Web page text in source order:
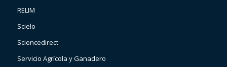
RELIM
Scielo
Sciencedirect
Servicio Agrícola y Ganadero